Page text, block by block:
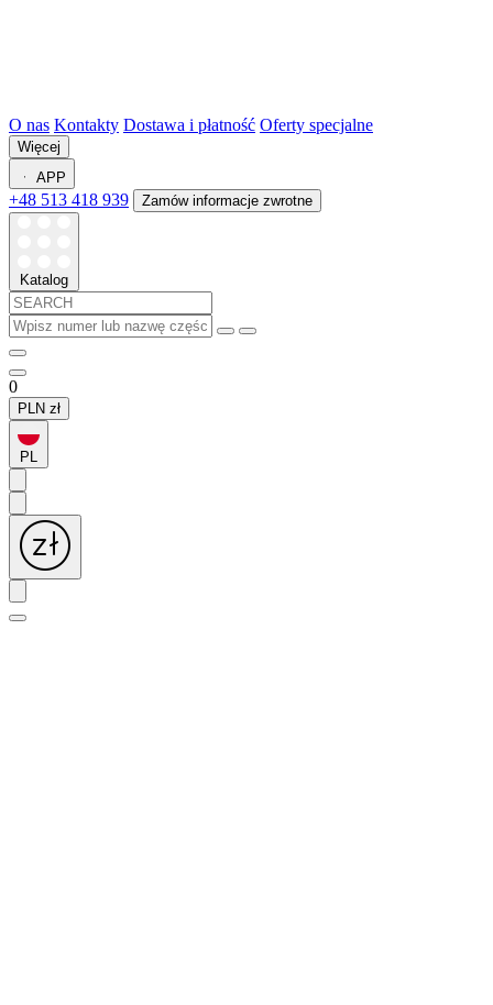
O nas Kontakty Dostawa i płatność Oferty specjalne
Więcej
APP
+48 513 418 939 Zamów informacje zwrotne
Katalog
0
PLN zł
PL